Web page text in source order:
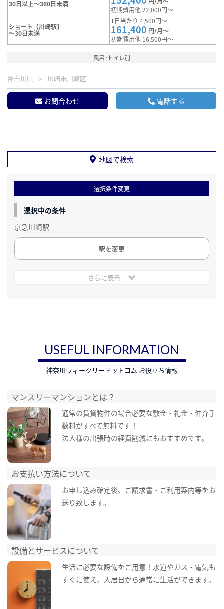
30日以上～360日未満
初期費用他 22,000円～
ショート【川崎駅】
～30日未満
1日当たり 4,500円～
161,400 円/月～
初期費用他 16,500円～
風呂･トイレ別
神奈川県 川崎市川崎区
お問合わせ 電話する
地図で検索
選択条件変更
選択中の条件
京急川崎駅
駅を変更
さらに表示
USEFUL INFORMATION
神奈川ウィークリードットコム お役立ち情報
マンスリーマンションとは？
通常の賃貸物件の場合必要な敷金・礼金・仲介手
数料がすべて無料です！
法人様の出張時の経費削減にもおすすめです。
お支払い方法について
お申し込み確定後、ご請求書・ご利用案内等をお
送り致します。
設備とサービスについて
生活に必要な設備をご用意！水道やガス・電気も
すぐに使え、入居日から通常に生活ができます。